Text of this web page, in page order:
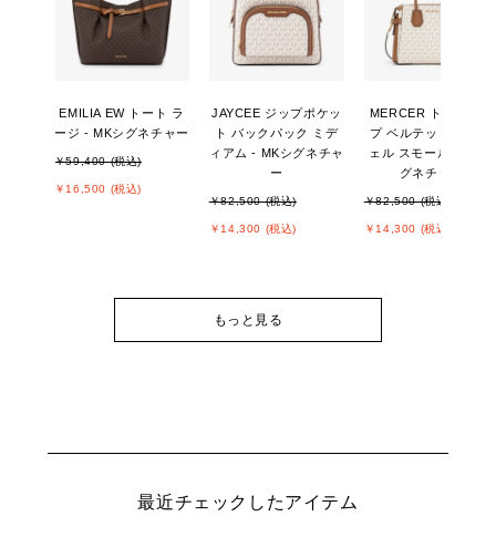
EMILIA EW トート ラ
ージ - MKシグネチャー
￥59,400 (税込)
￥16,500 (税込)
JAYCEE ジップポケッ
ト バックパック ミデ
ィアム - MKシグネチャ
ー
￥82,500 (税込)
￥14,300 (税込)
MERCER トップジッ
プ ベルテッド サッチ
ェル スモール - MKシ
グネチャー
￥82,500 (税込)
￥14,300 (税込)
もっと見る
最近チェックしたアイテム